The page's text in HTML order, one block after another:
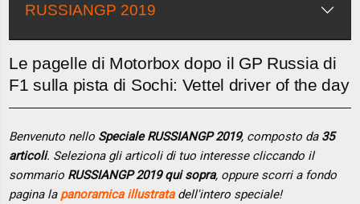
RUSSIANGP 2019
Le pagelle di Motorbox dopo il GP Russia di
F1 sulla pista di Sochi: Vettel driver of the day
Benvenuto nello Speciale RUSSIANGP 2019, composto da 35
articoli. Seleziona gli articoli di tuo interesse cliccando il
sommario RUSSIANGP 2019 qui sopra, oppure scorri a fondo
pagina la panoramica illustratadell'intero speciale!